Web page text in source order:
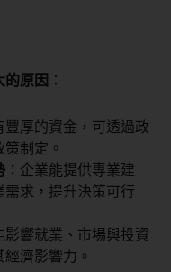
原因 ：
豐厚的資金，可透過政
制定。
：企業能提供專業建
求，提升決策可行
影響就業、市場與投資
濟影響力。